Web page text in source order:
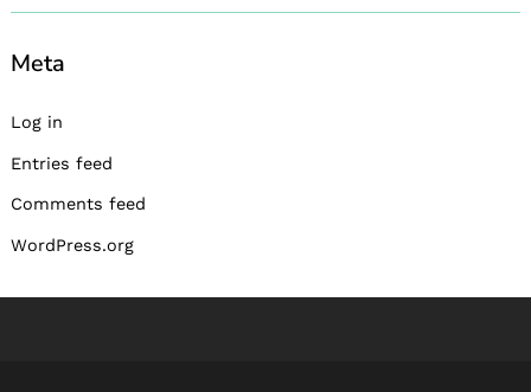
Meta
Log in
Entries feed
Comments feed
WordPress.org